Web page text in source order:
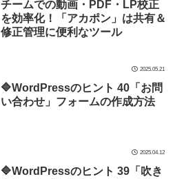
チームでの動画・PDF・LP校正
を効率化！「アカポン」は共有＆
修正管理に便利なツール
2025.05.21
🔷WordPressのヒント 40「お問
い合わせ」フォームの作成方法
2025.04.12
🔷WordPressのヒント 39「吹き